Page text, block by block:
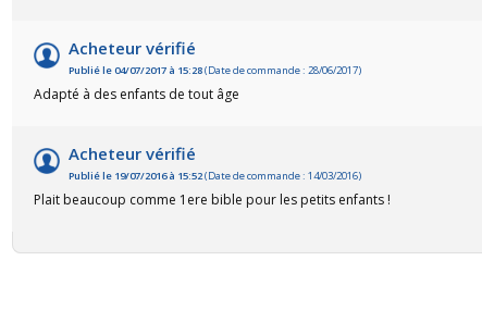
Acheteur vérifié
Publié le 04/07/2017 à 15:28(Date de commande : 28/06/2017)
Adapté à des enfants de tout âge
Acheteur vérifié
Publié le 19/07/2016 à 15:52(Date de commande : 14/03/2016)
Plait beaucoup comme 1ere bible pour les petits enfants !